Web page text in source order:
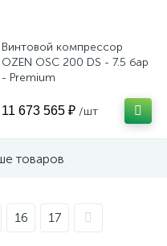
Винтовой компрессор
OZEN OSC 200 DS - 7.5 бар
- Premium
11 673 565 ₽ /шт
товаров
16 17